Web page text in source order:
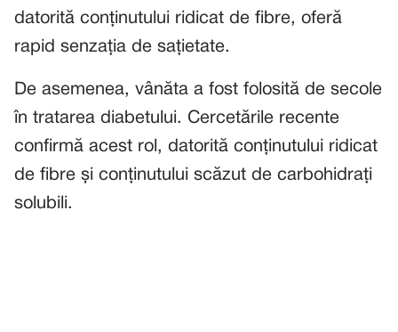
datorită conținutului ridicat de fibre, oferă
rapid senzația de sațietate.
De asemenea, vânăta a fost folosită de secole
în tratarea diabetului. Cercetările recente
confirmă acest rol, datorită conținutului ridicat
de fibre și conținutului scăzut de carbohidrați
solubili.